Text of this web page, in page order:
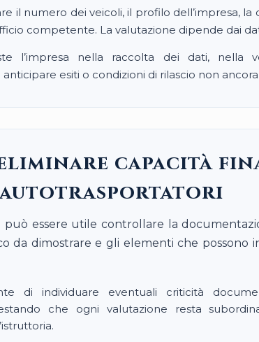
il numero dei veicoli, il profilo dell’impresa,
competente. La valutazione dipende dai
l’impresa nella raccolta dei dati, nella
esiti o condizioni di rilascio non
capacità
può essere utile controllare la
da dimostrare e gli elementi che possono
di individuare eventuali criticità
che ogni valutazione resta